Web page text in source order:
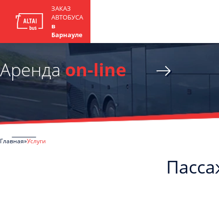
ЗАКАЗ
АВТОБУСА
в
Барнауле
Арендаon-line
Главная Услуги